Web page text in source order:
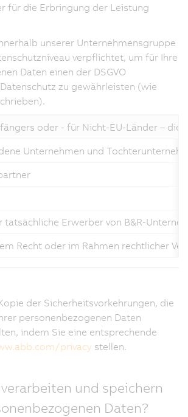
für die Erbringung der Leistung
unserer Unternehmensgruppe
verpflichtet, um für Ihre
Daten einen der DSGVO
zu gewährleisten (wie
oder - für Nicht-EU-Länder – die
Unternehmen und
Erwerber von B&R-
Recht oder im Rahmen rechtlicher
der Sicherheitsvorkehrungen, die
personenbezogenen Daten
indem Sie eine entsprechende
privacy stellen.
und speichern
Daten?